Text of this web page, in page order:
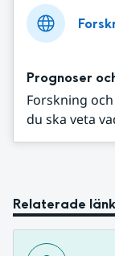
Prognoser
Forskning
du ska veta
Relaterade